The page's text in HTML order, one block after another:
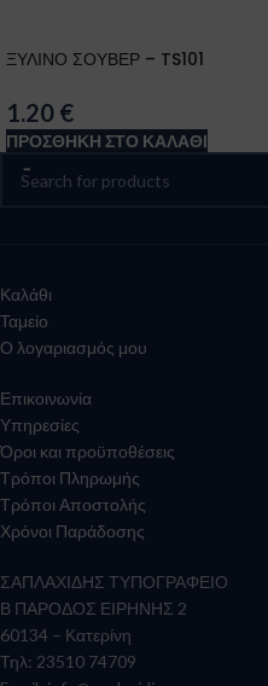
ΞΥΛΙΝΟ ΣΟΥΒΕΡ – TS101
1.20 €
ΠΡΟΣΘΉΚΗ ΣΤΟ ΚΑΛΆΘΙ
Καλάθι
Ταμείο
Ο λογαριασμός μου
Επικοινωνία
Υπηρεσίες
Όροι και προϋποθέσεις
Τρόποι Πληρωμής
Τρόποι Αποστολής
Χρόνοι Παράδοσης
ΣΑΠΛΑΧΙΔΗΣ ΤΥΠΟΓΡΑΦΕΙΟ
Β ΠΑΡΟΔΟΣ ΕΙΡΗΝΗΣ 2
60134 – Κατερίνη
Τηλ: 23510 74709